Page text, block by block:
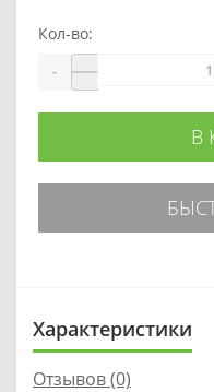
Кол-во:
-
В
Характеристики
Отзывов (0)